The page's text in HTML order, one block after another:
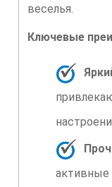
веселья.
Ключевые
активные